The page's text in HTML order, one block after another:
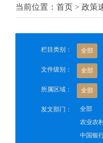
当前位置：首页 > 政策
栏目类别： 全部
文件级别： 全部
所属区域： 全部
发文部门： 全部
农业农
中国银